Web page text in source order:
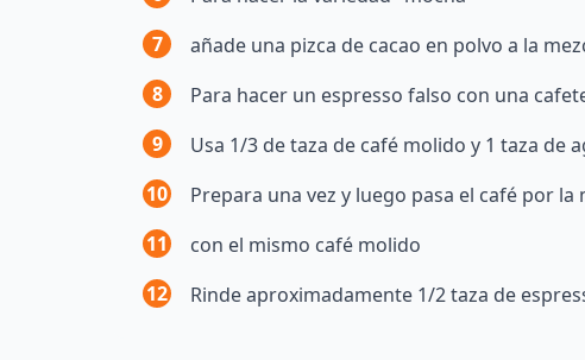
7
añade una pizca de cacao en polvo a la
8
Para hacer un espresso falso con una
9
Usa 1/3 de taza de café molido y 1 taza de
10
Prepara una vez y luego pasa el café por
11
con el mismo café molido
12
Rinde aproximadamente 1/2 taza de